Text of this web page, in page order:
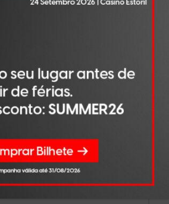
Xi Jinping e
na edição